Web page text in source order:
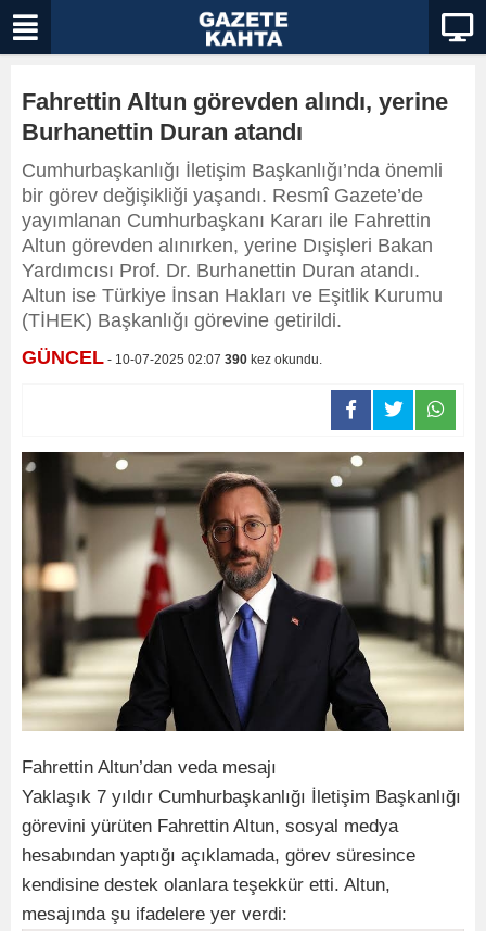
Fahrettin Altun görevden alındı, yerine
Burhanettin Duran atandı
Cumhurbaşkanlığı İletişim Başkanlığı’nda önemli
bir görev değişikliği yaşandı. Resmî Gazete’de
yayımlanan Cumhurbaşkanı Kararı ile Fahrettin
Altun görevden alınırken, yerine Dışişleri Bakan
Yardımcısı Prof. Dr. Burhanettin Duran atandı.
Altun ise Türkiye İnsan Hakları ve Eşitlik Kurumu
(TİHEK) Başkanlığı görevine getirildi.
GÜNCEL - 10-07-2025 02:07 390 kez okundu.
Fahrettin Altun’dan veda mesajı
Yaklaşık 7 yıldır Cumhurbaşkanlığı İletişim Başkanlığı
görevini yürüten Fahrettin Altun, sosyal medya
hesabından yaptığı açıklamada, görev süresince
kendisine destek olanlara teşekkür etti. Altun,
mesajında şu ifadelere yer verdi: